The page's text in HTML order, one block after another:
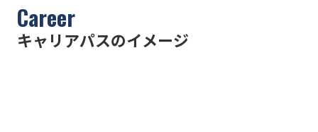
Career
キャリアパスのイメージ